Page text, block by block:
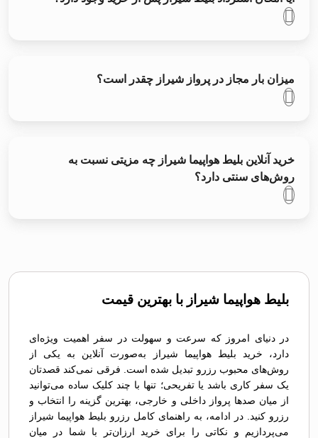
میزان بار مجاز در پرواز شیراز چقدر است؟
خرید آنلاین بلیط هواپیما شیراز چه مزیتی نسبت به
روش‌های سنتی دارد؟
بلیط هواپیما شیراز با بهترین قیمت
در دنیای امروز که سرعت و سهولت در سفر اهمیت ویژه‌ای
دارد، خرید بلیط هواپیما شیراز به‌صورت آنلاین به یکی از
روش‌های محبوب رزرو تبدیل شده است. فرقی نمی‌کند قصدتان
یک سفر کاری باشد یا تفریحی؛ تنها با چند کلیک ساده می‌توانید
از میان صدها پرواز داخلی و خارجی، بهترین گزینه را انتخاب و
رزرو کنید. در ادامه، به راهنمای کامل رزرو بلیط هواپیما شیراز
می‌پردازیم و نکاتی را برای خرید ارزان‌تر با شما در میان